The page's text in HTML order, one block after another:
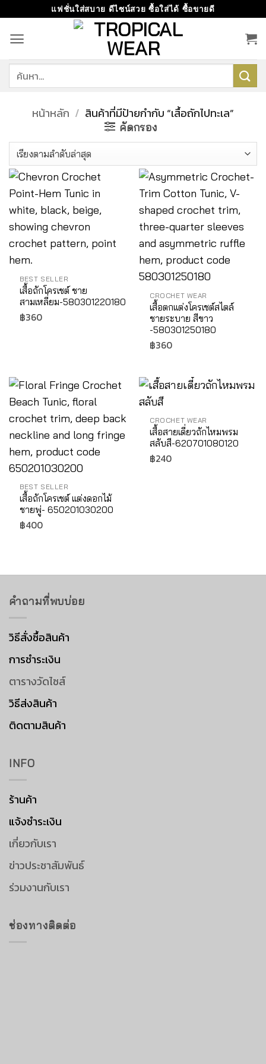
ยัง
เนื้อหา
แฟชั่นใส่สบาย ดีไซน์สวย ซื้อใส่ได้ ซื้อขายดี
ค้นหา:
หน้าหลัก / สินค้าที่มีป้ายกำกับ “เสื้อถักไปทะเล”
คัดกรอง
BEST SELLER
เสื้อถักโครเชต์ ชาย
สามเหลี่ยม-580301220180
฿360
CROCHET WEAR
เสื้อตกแต่งโครเชต์สไตล์
ชายระบาย สีขาว
-580301250180
฿360
BEST SELLER
เสื้อถักโครเชต์ แต่งดอกไม้
ชายพู่- 650201030200
฿400
CROCHET WEAR
เสื้อสายเดี่ยวถักไหมพรม
สลับสี-620701080120
฿240
คำถามที่พบบ่อย
วิธีสั่งซื้อสินค้า
การชำระเงิน
ตารางวัดไซส์
วิธีส่งสินค้า
ติดตามสินค้า
INFO
ร้านค้า
แจ้งชำระเงิน
เกี่ยวกับเรา
ข่าวประชาสัมพันธ์
ร่วมงานกับเรา
ช่องทางติดต่อ